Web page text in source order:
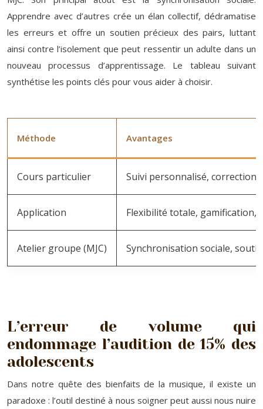
Apprendre avec d’autres crée un élan collectif, dédramatise
les erreurs et offre un soutien précieux des pairs, luttant
ainsi contre l’isolement que peut ressentir un adulte dans un
nouveau processus d’apprentissage. Le tableau suivant
synthétise les points clés pour vous aider à choisir.
Méthode Avantages
Cours particulier Suivi personnalisé, correction
Application Flexibilité totale,
Atelier groupe (MJC) Synchronisation sociale,
L’erreur de volume qui
endommage l’audition de 15% des
adolescents
Dans notre quête des bienfaits de la musique, il existe un
paradoxe : l’outil destiné à nous soigner peut aussi nous nuire